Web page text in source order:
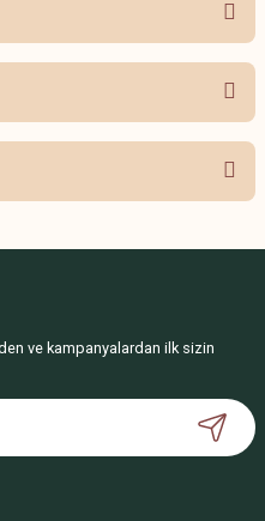
bulunuyor.
olmalı.
ve kampanyalardan ilk sizin